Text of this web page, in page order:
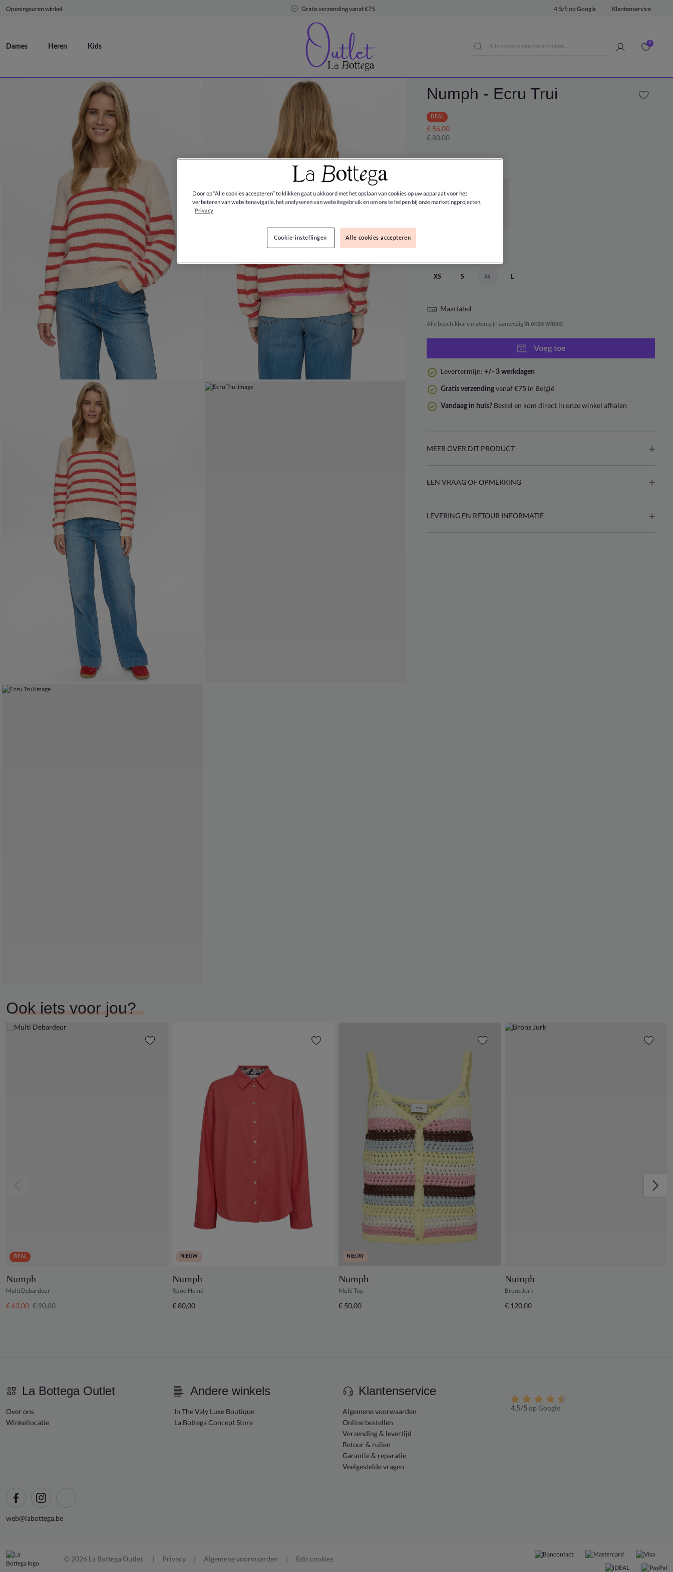
Openingsuren winkel Gratis verzending vanaf €75 4,5/5 op Google Klantenservice
Dames Heren Kids 0
Numph - Ecru Trui
DEAL
€ 56,00
€ 80,00
XS S M L
Maattabel
Alle beschikbare maten zijn aanwezig in onze winkel
Voeg toe
Levertermijn: +/- 3 werkdagen
Gratis verzending vanaf €75 in België
Vandaag in huis? Bestel en kom direct in onze winkel afhalen
MEER OVER DIT PRODUCT
EEN VRAAG OF OPMERKING
LEVERING EN RETOUR INFORMATIE
Ook iets voor jou?
DEAL
Numph
Multi Debardeur
€ 63,00 € 90,00
NIEUW
Numph
Rood Hemd
€ 80,00
NIEUW
Numph
Multi Top
€ 50,00
Numph
Brons Jurk
€ 120,00
La Bottega Outlet
Over ons
Winkellocatie
Andere winkels
In The Valy Luxe Boutique
La Bottega Concept Store
Klantenservice
Algemene voorwaarden
Online bestellen
Verzending & levertijd
Retour & ruilen
Garantie & reparatie
Veelgestelde vragen
web@labottega.be
4.5/5 op Google
© 2026 La Bottega Outlet Privacy Algemene voorwaarden Edit cookies
Door op “Alle cookies accepteren” te klikken gaat u akkoord met het opslaan van cookies op uw apparaat voor het
verbeteren van websitenavigatie, het analyseren van websitegebruik en om ons te helpen bij onze marketingprojecten.
Privacy
Alle cookies accepteren
Cookie-instellingen